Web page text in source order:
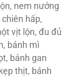
nem nướng
hấp,
vịt lộn, đu đủ
bánh mì
bánh gan
thịt, bánh